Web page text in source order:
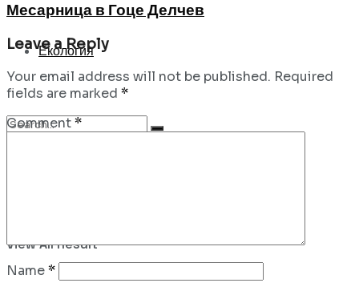
Екология
View All Result
Месарница в Гоце Делчев
Leave a Reply
Your email address will not be published. Required
fields are marked *
Comment*
Name*